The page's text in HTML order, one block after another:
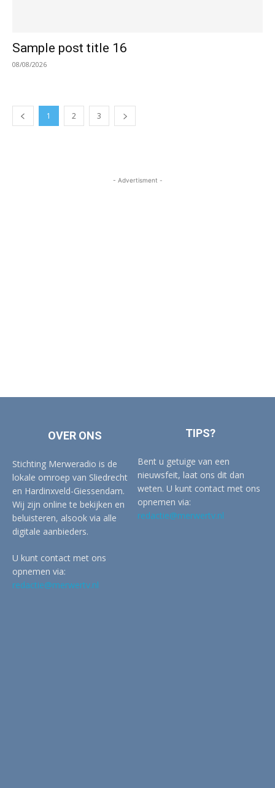
Sample post title 16
08/08/2026
1 2 3
- Advertisment -
OVER ONS
Stichting Merweradio is de
lokale omroep van Sliedrecht
en Hardinxveld-Giessendam.
Wij zijn online te bekijken en
beluisteren, alsook via alle
digitale aanbieders.
U kunt contact met ons
opnemen via:
redactie@merwertv.nl
TIPS?
Bent u getuige van een
nieuwsfeit, laat ons dit dan
weten. U kunt contact met ons
opnemen via:
redactie@merwertv.nl